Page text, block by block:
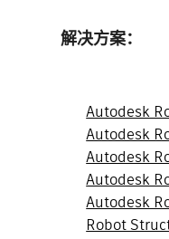
解决方案：
Autodesk
Autodesk
Autodesk
Autodesk
Autodesk
Robot